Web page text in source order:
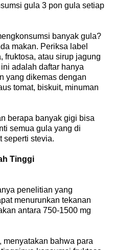
gula 3 pon gula setiap
banyak gula?
makan. Periksa label
fruktosa, atau sirup jagung
adalah daftar hanya
yang dikemas dengan
tomat, biskuit, minuman
berapa banyak gigi bisa
semua gula yang di
seperti stevia.
Tinggi
penelitian yang
menurunkan tekanan
antara 750-1500 mg
menyatakan bahwa para